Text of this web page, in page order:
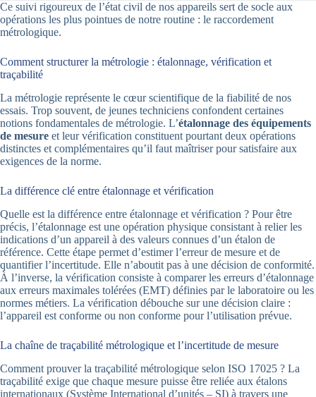
Ce suivi rigoureux de l’état civil de nos appareils sert de socle aux
opérations les plus pointues de notre routine : le raccordement
métrologique.
Comment structurer la métrologie : étalonnage, vérification et
traçabilité
La métrologie représente le cœur scientifique de la fiabilité de nos
essais. Trop souvent, de jeunes techniciens confondent certaines
notions fondamentales de métrologie. L’étalonnage des équipements
de mesure et leur vérification constituent pourtant deux opérations
distinctes et complémentaires qu’il faut maîtriser pour satisfaire aux
exigences de la norme.
La différence clé entre étalonnage et vérification
Quelle est la différence entre étalonnage et vérification ? Pour être
précis, l’étalonnage est une opération physique consistant à relier les
indications d’un appareil à des valeurs connues d’un étalon de
référence. Cette étape permet d’estimer l’erreur de mesure et de
quantifier l’incertitude. Elle n’aboutit pas à une décision de conformité.
À l’inverse, la vérification consiste à comparer les erreurs d’étalonnage
aux erreurs maximales tolérées (EMT) définies par le laboratoire ou les
normes métiers. La vérification débouche sur une décision claire :
l’appareil est conforme ou non conforme pour l’utilisation prévue.
La chaîne de traçabilité métrologique et l’incertitude de mesure
Comment prouver la traçabilité métrologique selon ISO 17025 ? La
traçabilité exige que chaque mesure puisse être reliée aux étalons
internationaux (Système International d’unités – SI) à travers une